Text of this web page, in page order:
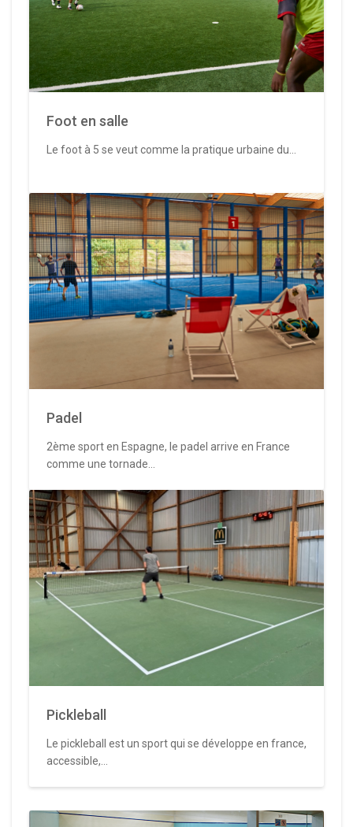
Foot en salle
Le foot à 5 se veut comme la pratique urbaine du...
Padel
2ème sport en Espagne, le padel arrive en France
comme une tornade...
Pickleball
Le pickleball est un sport qui se développe en france,
accessible,...